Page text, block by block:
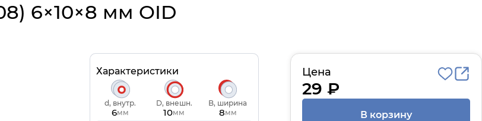
6×10×8 мм OID
Характеристики
d, внутр.
6мм
D, внешн.
10мм
B, ширина
8мм
Цена
29 ₽
В корзину